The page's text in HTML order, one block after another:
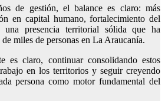
de gestión, el balance es claro: más
en capital humano, fortalecimiento del
una presencia territorial sólida que ha
miles de personas en La Araucanía.
es claro, continuar consolidando estos
en los territorios y seguir creyendo
persona como motor fundamental del